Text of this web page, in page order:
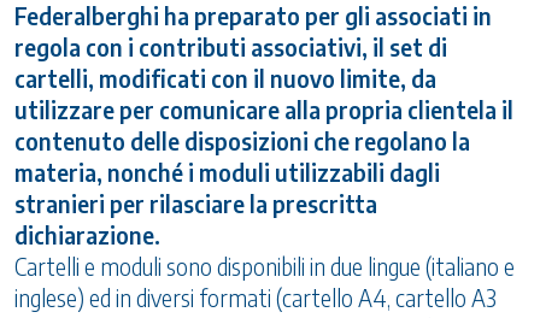
Federalberghi ha preparato per gli associati in
regola con i contributi associativi, il set di
cartelli, modificati con il nuovo limite, da
utilizzare per comunicare alla propria clientela il
contenuto delle disposizioni che regolano la
materia, nonché i moduli utilizzabili dagli
stranieri per rilasciare la prescritta
dichiarazione.
Cartelli e moduli sono disponibili in due lingue (italiano e
inglese) ed in diversi formati (cartello A4, cartello A3